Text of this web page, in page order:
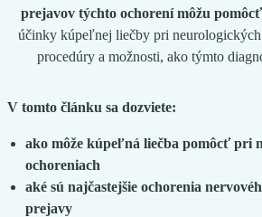
prejavov týchto ochorení môžu
účinky kúpeľnej liečby pri neurologických
procedúry a možnosti, ako týmto
V tomto článku sa dozviete:
ako môže kúpeľná liečba pomôcť pri
ochoreniach
aké sú najčastejšie ochorenia
prejavy